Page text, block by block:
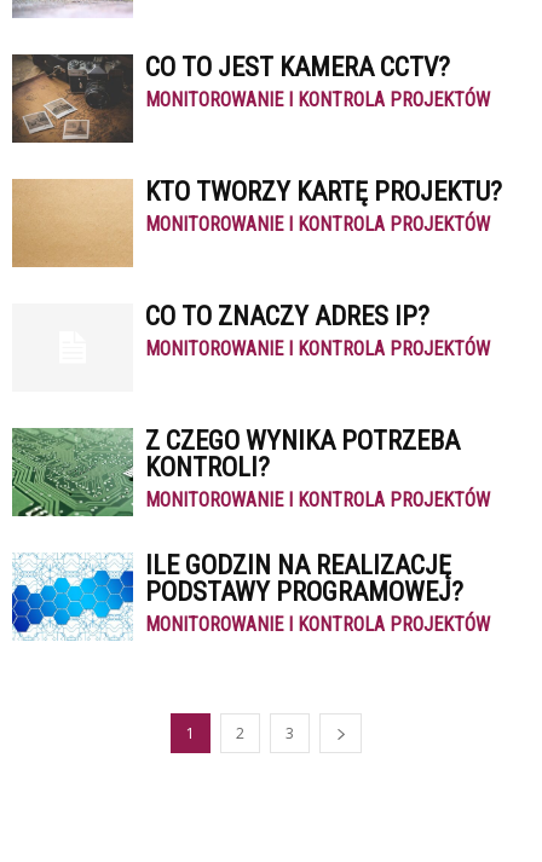
CO TO JEST KAMERA CCTV?
MONITOROWANIE I KONTROLA PROJEKTÓW
KTO TWORZY KARTĘ PROJEKTU?
MONITOROWANIE I KONTROLA PROJEKTÓW
CO TO ZNACZY ADRES IP?
MONITOROWANIE I KONTROLA PROJEKTÓW
Z CZEGO WYNIKA POTRZEBA
KONTROLI?
MONITOROWANIE I KONTROLA PROJEKTÓW
ILE GODZIN NA REALIZACJĘ
PODSTAWY PROGRAMOWEJ?
MONITOROWANIE I KONTROLA PROJEKTÓW
1 2 3